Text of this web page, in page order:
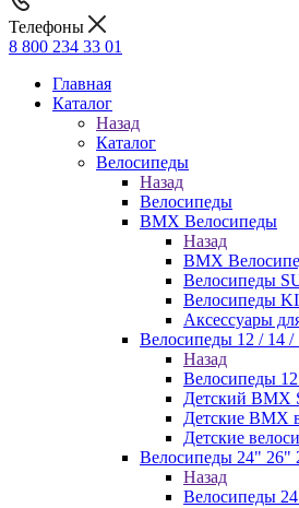
Телефоны
8 800 234 33 01
Главная
Каталог
Назад
Каталог
Велосипеды
Назад
Велосипеды
BMX Велосипеды
Назад
BMX
Велосипеды
Велосипеды
Аксессуары
Велосипеды 12 / 14 /
Назад
Велосипеды
Детский BMX
Детские BMX
Детские
Велосипеды 24" 26"
Назад
Велосипеды